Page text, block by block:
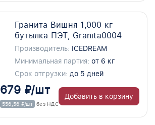
Гранита Вишня 1,000 кг
бутылка ПЭТ, Granita0004
Производитель: ICEDREAM
Минимальная партия: от 6 кг
Срок отгрузки: до 5 дней
679 ₽/шт
556,56 ₽/шт без НДС
Добавить в корзину